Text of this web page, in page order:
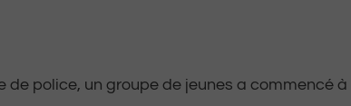
de police, un groupe de jeunes a commencé à